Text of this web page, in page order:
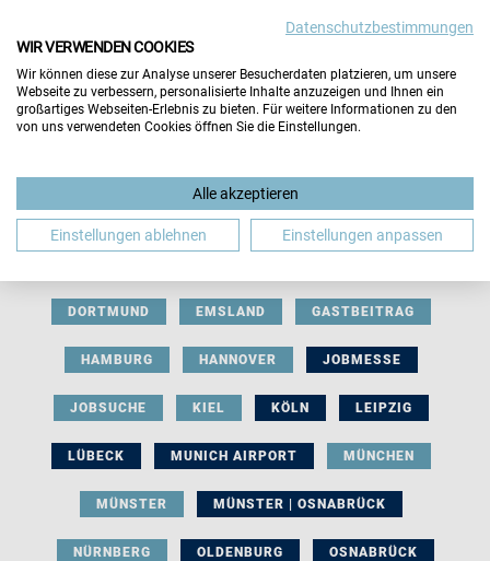
BERUFLICHE ORIENTIERUNG BEWERBUNG
DORTMUND EMSLAND GASTBEITRAG
HAMBURG HANNOVER JOBMESSE
JOBSUCHE KIEL KÖLN LEIPZIG
LÜBECK MUNICH AIRPORT MÜNCHEN
MÜNSTER MÜNSTER | OSNABRÜCK
NÜRNBERG OLDENBURG OSNABRÜCK
Datenschutzbestimmungen
WIR VERWENDEN COOKIES
Wir können diese zur Analyse unserer Besucherdaten platzieren, um unsere
Webseite zu verbessern, personalisierte Inhalte anzuzeigen und Ihnen ein
großartiges Webseiten-Erlebnis zu bieten. Für weitere Informationen zu den
von uns verwendeten Cookies öffnen Sie die Einstellungen.
Alle akzeptieren
Einstellungen ablehnen Einstellungen anpassen